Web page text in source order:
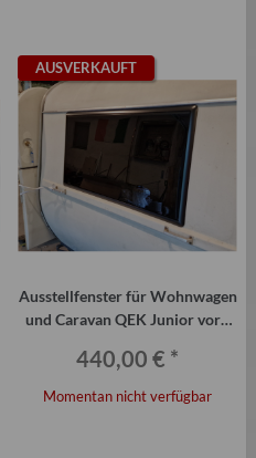
AUSVERKAUFT
Ausstellfenster für Wohnwagen
und Caravan QEK Junior vorn
440,00 € *
Momentan nicht verfügbar